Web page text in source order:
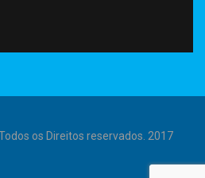
os Direitos reservados. 2017